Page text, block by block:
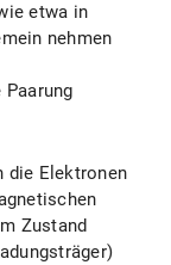
etwa in
nehmen
die Elektronen
Zustand